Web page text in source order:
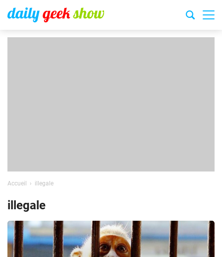
Accueil illegale
illegale